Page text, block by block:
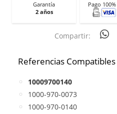
Garantía
2 años
Pago 100%
Compartir:
Referencias Compatibles
10009700140
1000-970-0073
1000-970-0140